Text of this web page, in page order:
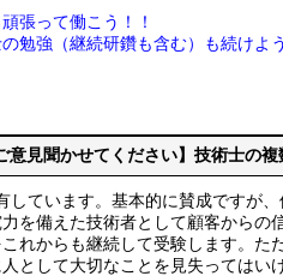
張って働こう！！
勉強（継続研鑽も含む）も続けよ
意見聞かせてください】技術士の
しています。基本的に賛成ですが
を備えた技術者として顧客からの
れからも継続して受験します。
として大切なことを見失ってはい